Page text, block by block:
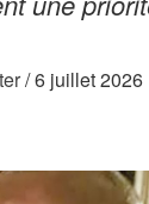
/6 juillet 2026